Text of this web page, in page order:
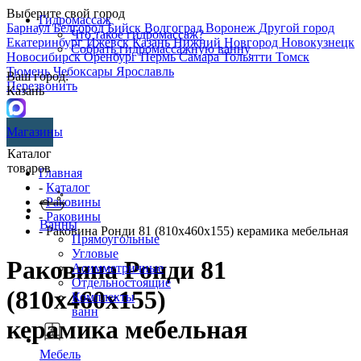
Выберите свой город
БарнаулБелгородБийск ВолгоградВоронеж Другой город
ЕкатеринбургИжевскКазаньНижний Новгород Новокузнецк
НовосибирскОренбургПермьСамараТольятти Томск
ТюменьЧебоксары Ярославль
Перезвонить
Гидромассаж
Что такое гидромассаж?
Собрать гидромассажную ванну
Ваш город:
Казань
Магазины
Каталог
товаров
Ванны
Прямоугольные
Угловые
Асимметричные
Отдельностоящие
Комплекты
ванн
Мебель
Главная
- Каталог
-Раковины
- Раковины
- Раковина Ронди 81 (810х460х155) керамика мебельная
Раковина Ронди 81
(810х460х155)
керамика мебельная